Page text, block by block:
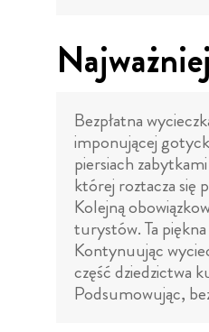
Bezpłatna
imponującej
piersiach
której roztacza się
Kolejną
turystów. Ta
Kontynuując
część dziedzictwa
Podsumowując,